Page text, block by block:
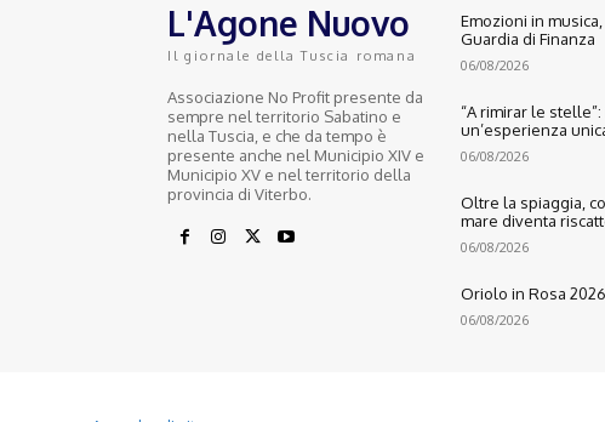
L'Agone Nuovo
Il giornale della Tuscia romana
Associazione No Profit presente da
sempre nel territorio Sabatino e
nella Tuscia, e che da tempo è
presente anche nel Municipio XIV e
Municipio XV e nel territorio della
provincia di Viterbo.
Emozioni in
Guardia di Finanza
06/08/2026
“A rimirar le
un’esperienza
06/08/2026
Oltre la spiaggia,
mare diventa
06/08/2026
Oriolo in Rosa 2026
06/08/2026